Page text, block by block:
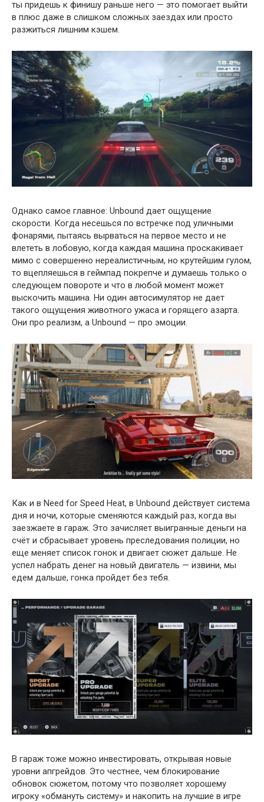
ты придешь к финишу раньше него — это помогает выйти
в плюс даже в слишком сложных заездах или просто
разжиться лишним кэшем.
Однако самое главное: Unbound дает ощущение
скорости. Когда несешься по встречке под уличными
фонарями, пытаясь вырваться на первое место и не
влететь в лобовую, когда каждая машина проскакивает
мимо с совершенно нереалистичным, но крутейшим гулом,
то вцепляешься в геймпад покрепче и думаешь только о
следующем повороте и что в любой момент может
выскочить машина. Ни один автосимулятор не дает
такого ощущения животного ужаса и горящего азарта.
Они про реализм, а Unbound — про эмоции.
Как и в Need for Speed Heat, в Unbound действует система
дня и ночи, которые сменяются каждый раз, когда вы
заезжаете в гараж. Это зачисляет выигранные деньги на
счёт и сбрасывает уровень преследования полиции, но
еще меняет список гонок и двигает сюжет дальше. Не
успел набрать денег на новый двигатель — извини, мы
едем дальше, гонка пройдет без тебя.
В гараж тоже можно инвестировать, открывая новые
уровни апгрейдов. Это честнее, чем блокирование
обновок сюжетом, потому что позволяет хорошему
игроку «обмануть систему» и накопить на лучшие в игре